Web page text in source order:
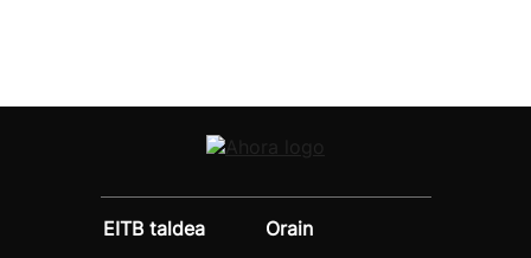
EITB taldea
Orain